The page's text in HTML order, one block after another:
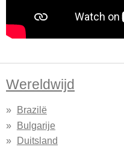
Wereldwijd
Brazilë
Bulgarije
Duitsland